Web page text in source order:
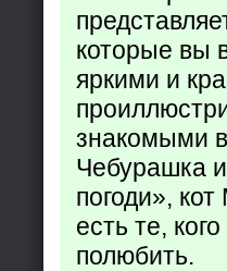
которые вы
яркими и
знакомыми
Чебурашка
погоди»,
есть те,
полюбить.